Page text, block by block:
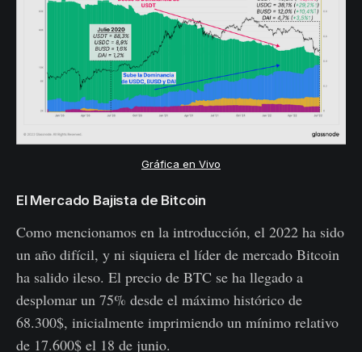
Gráfica en Vivo
El Mercado Bajista de Bitcoin
Como mencionamos en la introducción, el 2022 ha sido
un año difícil, y ni siquiera el líder de mercado Bitcoin
ha salido ileso. El precio de BTC se ha llegado a
desplomar un 75% desde el máximo histórico de
68.300$, inicialmente imprimiendo un mínimo relativo
de 17.600$ el 18 de junio.